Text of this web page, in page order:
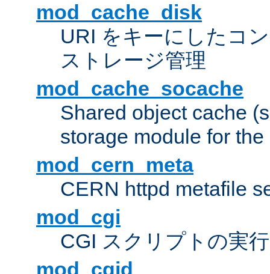
mod_cache_disk
URI をキーにしたコ
ストレージ管理
mod_cache_socache
Shared object cache
storage module for
mod_cern_meta
CERN httpd metafile
mod_cgi
CGI スクリプトの実行
mod_cgid